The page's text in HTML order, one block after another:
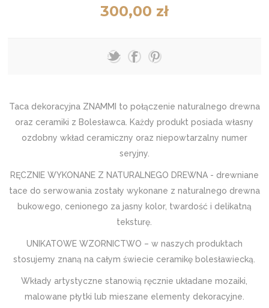
300,00 zł
Taca dekoracyjna ZNAMMI to połączenie naturalnego drewna
oraz ceramiki z Bolesławca. Każdy produkt posiada własny
ozdobny wkład ceramiczny oraz niepowtarzalny numer
seryjny.
RĘCZNIE WYKONANE Z NATURALNEGO DREWNA - drewniane
tace do serwowania zostały wykonane z naturalnego drewna
bukowego, cenionego za jasny kolor, twardość i delikatną
teksturę.
UNIKATOWE WZORNICTWO – w naszych produktach
stosujemy znaną na całym świecie ceramikę bolesławiecką.
Wkłady artystyczne stanowią ręcznie układane mozaiki,
malowane płytki lub mieszane elementy dekoracyjne.